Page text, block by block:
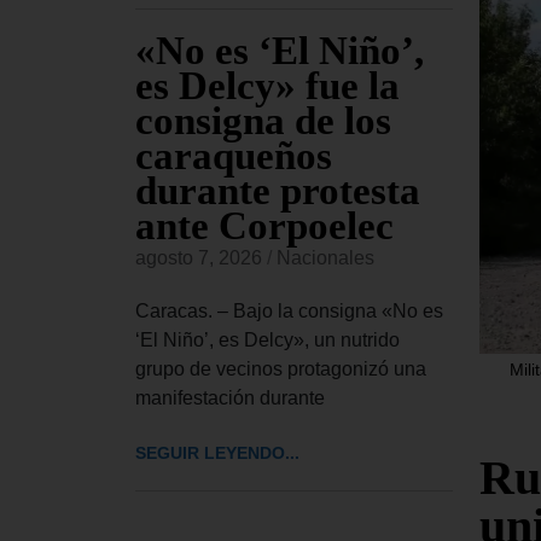
«No es ‘El Niño’,
es Delcy» fue la
consigna de los
caraqueños
durante protesta
ante Corpoelec
agosto 7, 2026 Nacionales
Caracas. – Bajo la consigna «No es
‘El Niño’, es Delcy», un nutrido
grupo de vecinos protagonizó una
manifestación durante
SEGUIR LEYENDO...
de
este